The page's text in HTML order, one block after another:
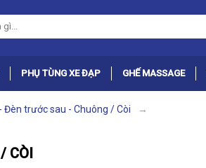
PHỤ TÙNG XE ĐẠP GHẾ MASSAGE
Đèn trước sau - Chuông / Còi
CÒI